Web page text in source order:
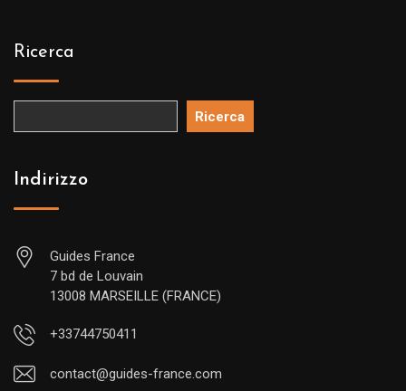
Ricerca
Ricerca
Indirizzo
Guides France
7 bd de Louvain
13008 MARSEILLE (FRANCE)
+33744750411
contact@guides-france.com